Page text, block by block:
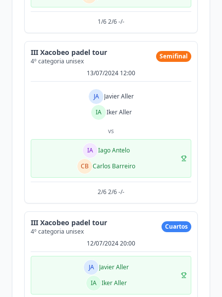
1/6 2/6 -/-
III Xacobeo padel tour
4º categoria unisex
Semifinal
13/07/2024 12:00
JA
Javier Aller
IA
Iker Aller
vs
IA Iago Antelo
CB Carlos Barreiro
2/6 2/6 -/-
III Xacobeo padel tour
4º categoria unisex
Cuartos
12/07/2024 20:00
JA
Javier Aller
IA
Iker Aller